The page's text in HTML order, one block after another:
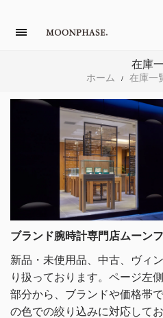
在庫
ホーム / 在庫一
ブランド腕時計専門店ムーン
新品・未使用品、中古、ヴィ
り扱っております。 ページ左
部分から、ブランドや価格帯
の色での絞り込みに対応してお